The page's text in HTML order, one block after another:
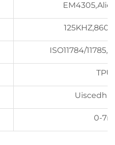
ISO11784/
TPU
0-7m